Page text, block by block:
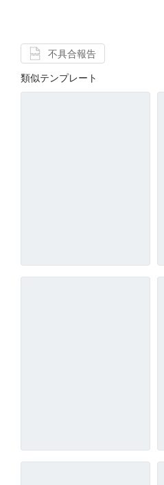
不具合報告
類似テンプレート